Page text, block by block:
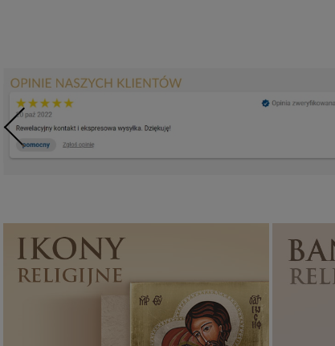
Ikony religijne